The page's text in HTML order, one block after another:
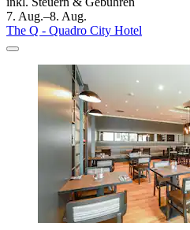
7. Aug.–8. Aug.
The Q - Quadro City Hotel